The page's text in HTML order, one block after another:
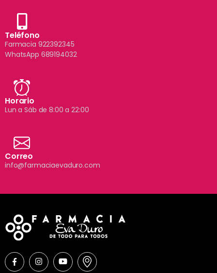
Teléfono
Farmacia 922392345
WhatsApp 689194032
Horario
Lun a Sáb de 8:00 a 22:00
Correo
info@farmaciaevaduro.com